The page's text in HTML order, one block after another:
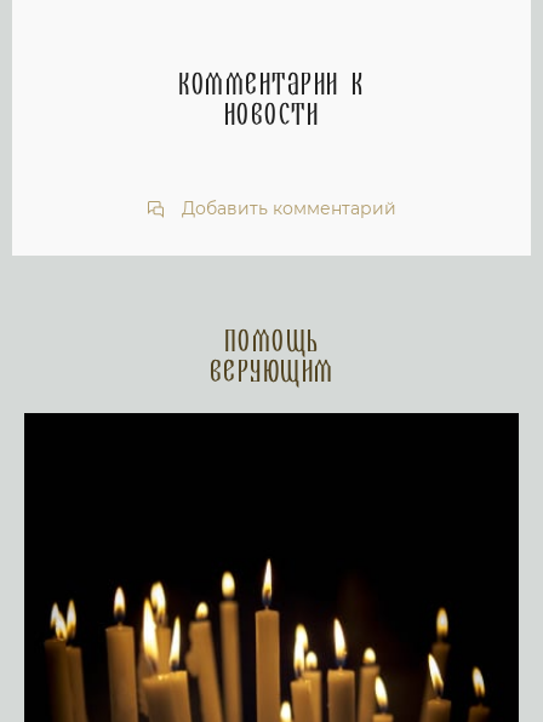
Комментарии к
новости
Добавить комментарий
Помощь
верующим